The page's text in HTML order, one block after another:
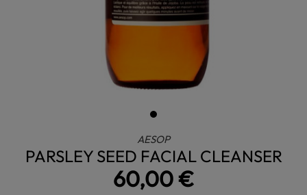
AESOP
PARSLEY SEED FACIAL CLEANSER
60,00 €